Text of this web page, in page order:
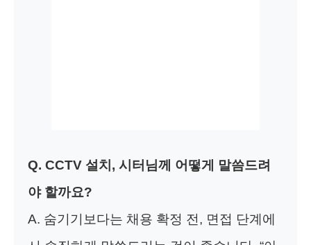
Q. CCTV 설치, 시터님께 어떻게 말씀드려
야 할까요?
A. 숨기기보다는 채용 확정 전, 면접 단계에